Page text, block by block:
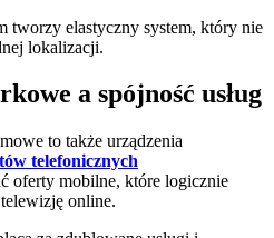
tworzy elastyczny system, który nie
lokalizacji.
a spójność usług
to także urządzenia
telefonicznych
oferty mobilne, które logicznie
online.